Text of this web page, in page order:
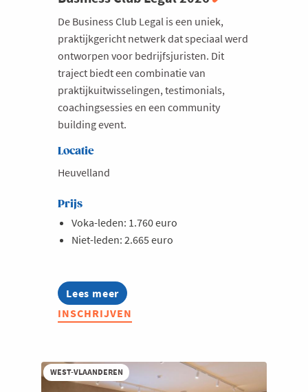
De Business Club Legal is een uniek,
praktijkgericht netwerk dat speciaal werd
ontworpen voor bedrijfsjuristen. Dit
traject biedt een combinatie van
praktijkuitwisselingen, testimonials,
coachingsessies en een community
building event.
Locatie
Heuvelland
Prijs
Voka-leden: 1.760 euro
Niet-leden: 2.665 euro
Lees meer
about
Business
Club
INSCHRIJVEN
WEST-VLAANDEREN
Milieu
Mobiliteit
Netwerking
Onderwijs
Opvolging en Overname
Ruimtelijke ordening en Infrastructuur
Strategie
Supply Chain
Welzijn en gezondheidszorg